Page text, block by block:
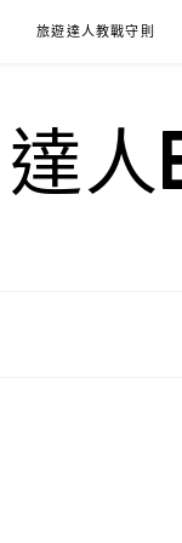
旅遊達人教戰守則
達人